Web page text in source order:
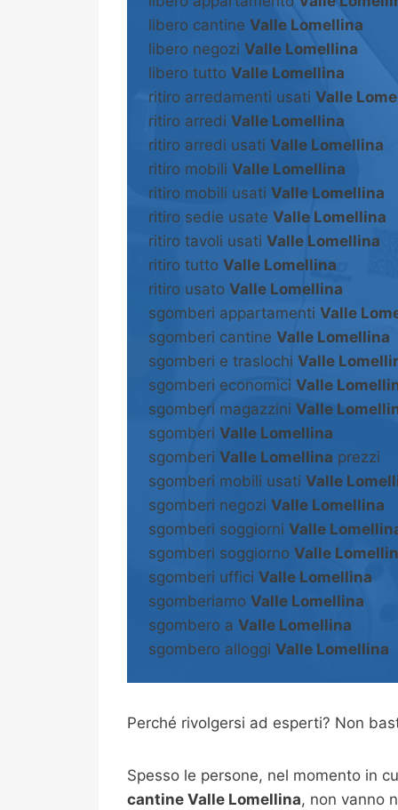
libero cantine Valle Lomellina
libero negozi Valle Lomellina
libero tutto Valle Lomellina
ritiro arredamenti usati Valle
ritiro arredi Valle Lomellina
ritiro arredi usati Valle Lomellina
ritiro mobili Valle Lomellina
ritiro mobili usati Valle Lomellina
ritiro sedie usate Valle Lomellina
ritiro tavoli usati Valle Lomellina
ritiro tutto Valle Lomellina
ritiro usato Valle Lomellina
sgomberi appartamenti Valle
sgomberi cantine Valle Lomellina
sgomberi e traslochi Valle
sgomberi economici Valle
sgomberi magazzini Valle
sgomberi Valle Lomellina
sgomberi Valle Lomellina prezzi
sgomberi mobili usati Valle
sgomberi negozi Valle Lomellina
sgomberi soggiorni Valle
sgomberi soggiorno Valle
sgomberi uffici Valle Lomellina
sgomberiamo Valle Lomellina
sgombero a Valle Lomellina
sgombero alloggi Valle Lomellina
Perché rivolgersi ad esperti? Non
Spesso le persone, nel momento in
cantine Valle Lomellina, non vanno